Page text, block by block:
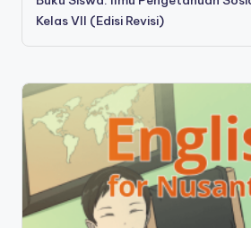
Kelas VII (Edisi Revisi)